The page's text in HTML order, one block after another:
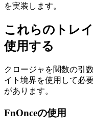
を実装します。
これらのトレ
使用する
クロージャを関数の引
イト境界を使用して必
があります。
FnOnceの使用